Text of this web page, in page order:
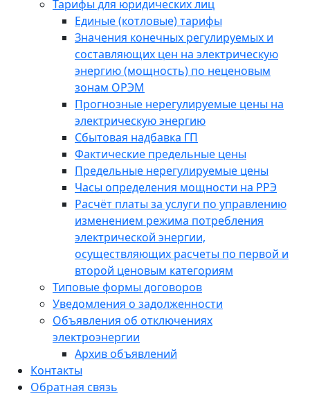
Тарифы для юридических лиц
Единые (котловые) тарифы
Значения конечных регулируемых и
составляющих цен на электрическую
энергию (мощность) по неценовым
зонам ОРЭМ
Прогнозные нерегулируемые цены на
электрическую энергию
Сбытовая надбавка ГП
Фактические предельные цены
Предельные нерегулируемые цены
Часы определения мощности на РРЭ
Расчёт платы за услуги по управлению
изменением режима потребления
электрической энергии,
осуществляющих расчеты по первой и
второй ценовым категориям
Типовые формы договоров
Уведомления о задолженности
Объявления об отключениях
электроэнергии
Архив объявлений
Контакты
Обратная связь